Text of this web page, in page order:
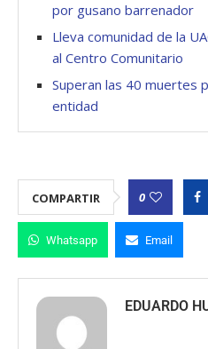
por gusano barrenador
Lleva comunidad de la
al Centro Comunitario
Superan las 40 muertes
entidad
COMPARTIR 0
Whatsapp Email
EDUARDO